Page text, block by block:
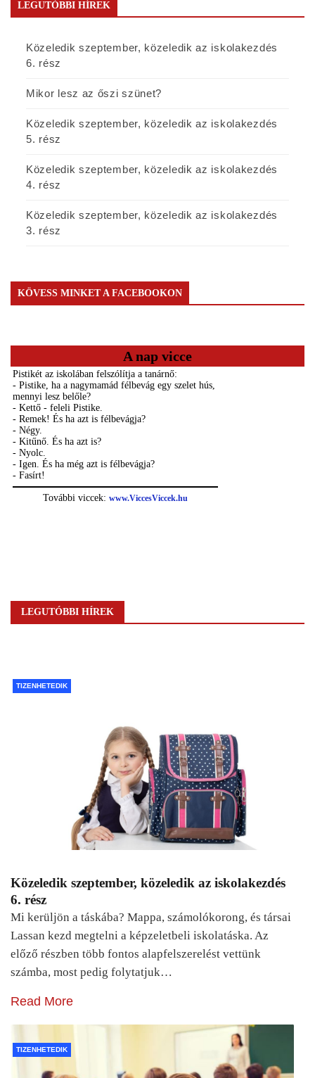
LEGUTÓBBI HÍREK
Közeledik szeptember, közeledik az iskolakezdés
6. rész
Mikor lesz az őszi szünet?
Közeledik szeptember, közeledik az iskolakezdés
5. rész
Közeledik szeptember, közeledik az iskolakezdés
4. rész
Közeledik szeptember, közeledik az iskolakezdés
3. rész
KÖVESS MINKET A FACEBOOKON
A nap vicce
LEGUTÓBBI HÍREK
TIZENHETEDIK
Közeledik szeptember, közeledik az iskolakezdés
6. rész
Mi kerüljön a táskába? Mappa, számolókorong, és társai
Lassan kezd megtelni a képzeletbeli iskolatáska. Az
előző részben több fontos alapfelszerelést vettünk
számba, most pedig folytatjuk…
Read More
TIZENHETEDIK